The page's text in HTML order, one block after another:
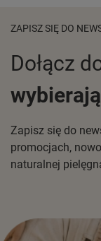
ZAPISZ SIĘ DO
Dołącz
Zapisz się do
promocjach,
naturalnej